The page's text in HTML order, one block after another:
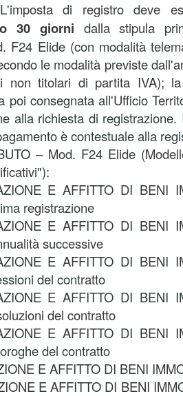
L'imposta di registro deve
30 giorni dalla stipula
F24 Elide (con modalità
le modalità previste
non titolari di partita IVA);
poi consegnata all'Ufficio
alla richiesta di
è contestuale alla
– Mod. F24 Elide
E AFFITTO DI BENI
registrazione
E AFFITTO DI BENI
successive
E AFFITTO DI BENI
del contratto
E AFFITTO DI BENI
del contratto
E AFFITTO DI BENI
del contratto
E AFFITTO DI BENI
E AFFITTO DI BENI